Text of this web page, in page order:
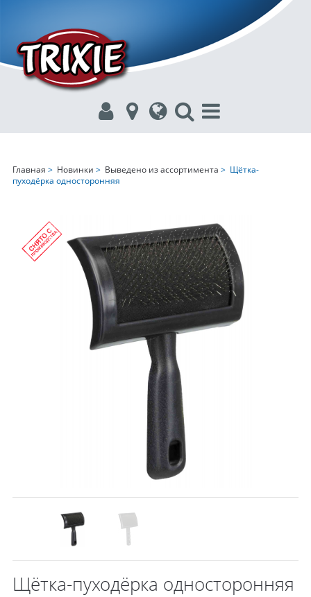
Главная > Новинки > Выведено из ассортимента > Щётка-
пуходёрка односторонняя
Щётка-пуходёрка односторонняя